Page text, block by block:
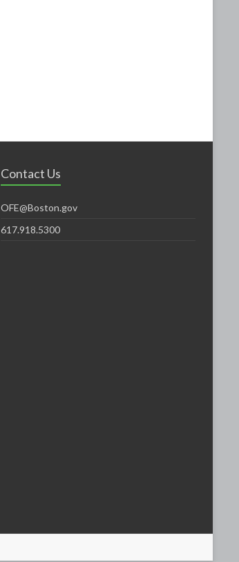
Contact Us
OFE@Boston.gov
617.918.5300